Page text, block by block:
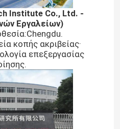
Institute Co., Ltd. -
Εργαλείων)
κοπής ακριβείας·
επεξεργασίας